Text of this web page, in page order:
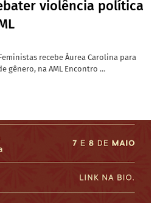
violência política
recebe Áurea Carolina para
gênero, na AML Encontro …